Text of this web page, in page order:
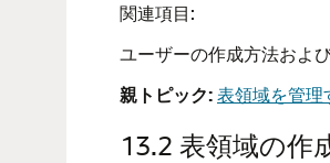
関連項目:
ユーザーの作成方法およ
親トピック:表領域を管理
13.2 表領域の作